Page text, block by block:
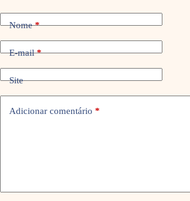
Nome*
E-mail*
Site
Adicionar comentário *